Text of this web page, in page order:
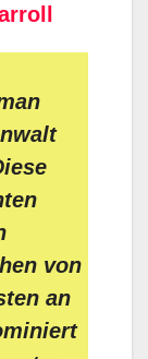
von
an